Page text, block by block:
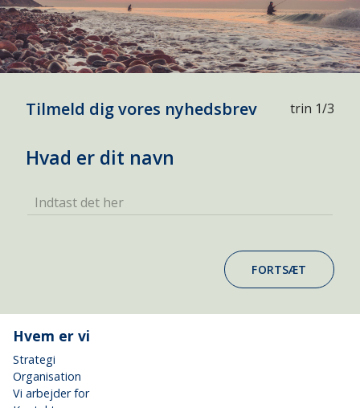
Tilmeld dig vores nyhedsbrev trin 1/3
Hvad er dit navn
Indtast det her
FORTSÆT
Hvem er vi
Strategi
Organisation
Vi arbejder for